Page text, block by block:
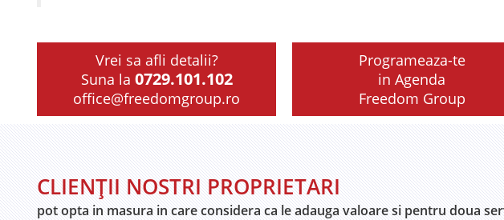
Vrei sa afli detalii?
Suna la 0729.101.102
office@freedomgroup.ro
Programeaza-te
in Agenda
Freedom Group
CLIENȚII NOSTRI PROPRIETARI
pot opta in masura in care considera ca le adauga valoare si pentru doua